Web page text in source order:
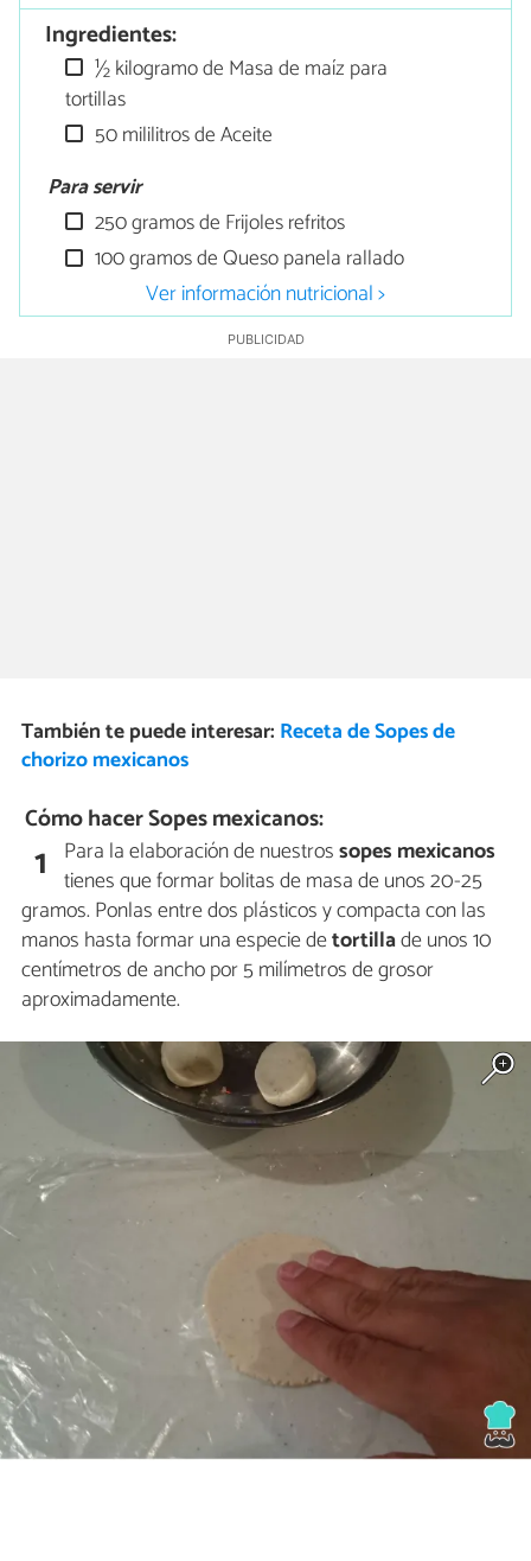
Ingredientes:
½ kilogramo de Masa de maíz para
tortillas
50 mililitros de Aceite
Para servir
250 gramos de Frijoles refritos
100 gramos de Queso panela rallado
Ver información nutricional >
También te puede interesar: Receta de Sopes de
chorizo mexicanos
Cómo hacer Sopes mexicanos:
1 Para la elaboración de nuestrossopes mexicanos
tienes que formar bolitas de masa de unos 20-25
gramos. Ponlas entre dos plásticos y compacta con las
manos hasta formar una especie detortillade unos 10
centímetros de ancho por 5 milímetros de grosor
aproximadamente.